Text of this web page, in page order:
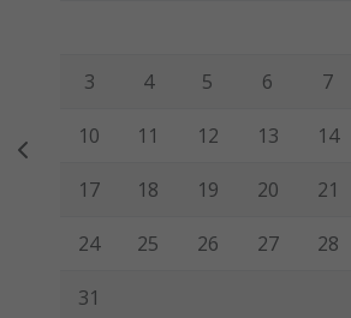
3 4 5 6 7
10 11 12 13 14
17 18 19 20 21
24 25 26 27 28
31